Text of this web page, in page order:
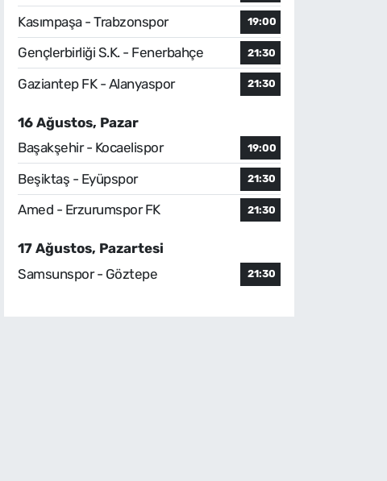
Kasımpaşa - Trabzonspor 19:00
Gençlerbirliği S.K. - Fenerbahçe 21:30
Gaziantep FK - Alanyaspor 21:30
16 Ağustos, Pazar
Başakşehir - Kocaelispor
19:00
Beşiktaş - Eyüpspor 21:30
Amed - Erzurumspor FK 21:30
17 Ağustos, Pazartesi
Samsunspor - Göztepe
21:30